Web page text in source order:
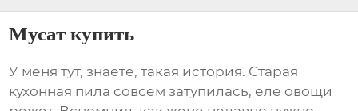
Мусат купить
У меня тут, знаете, такая история. Старая
кухонная пила совсем затупилась, еле овощи